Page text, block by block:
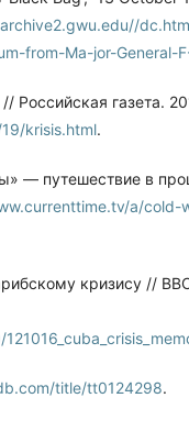
from-Ma-jor-General-
Российская газета.
krisis.html.
— путешествие в
a/cold-
кризису //
title/tt0124298.